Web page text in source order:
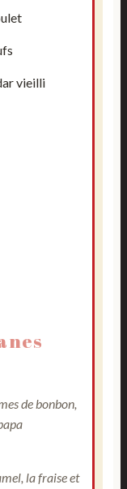
vieilli
de bonbon,
la fraise et